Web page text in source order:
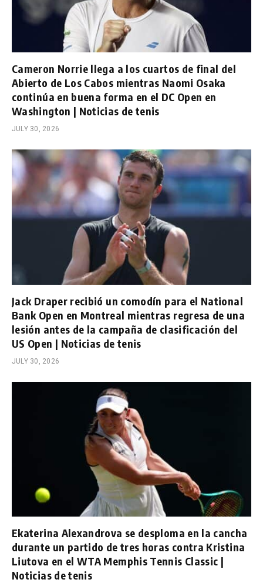
Cameron Norrie llega a los cuartos de final del
Abierto de Los Cabos mientras Naomi Osaka
continúa en buena forma en el DC Open en
Washington | Noticias de tenis
JULY 30, 2026
Jack Draper recibió un comodín para el National
Bank Open en Montreal mientras regresa de una
lesión antes de la campaña de clasificación del
US Open | Noticias de tenis
JULY 30, 2026
Ekaterina Alexandrova se desploma en la cancha
durante un partido de tres horas contra Kristina
Liutova en el WTA Memphis Tennis Classic |
Noticias de tenis